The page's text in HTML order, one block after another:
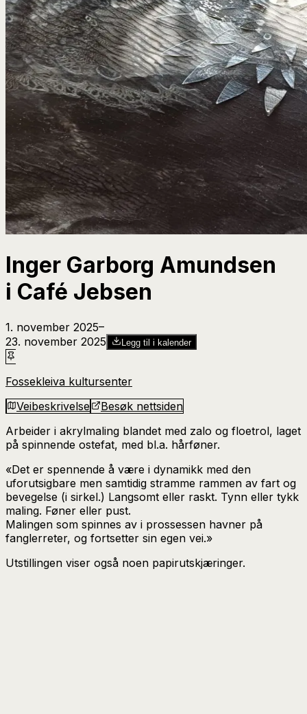
Inger Garborg Amundsen
i Café Jebsen
1. november 2025–​
23. november 2025
Legg til i kalender
Fossekleiva kultursenter
Veibeskrivelse
Besøk nettsiden
Arbeider i akrylmaling blandet med zalo og floetrol, laget
på spinnende ostefat, med bl.a. hårføner.
«Det er spennende å være i dynamikk med den
uforutsigbare men samtidig stramme rammen av fart og
bevegelse (i sirkel.) Langsomt eller raskt. Tynn eller tykk
maling. Føner eller pust.
Malingen som spinnes av i prossessen havner på
fanglerreter, og fortsetter sin egen vei.»
Utstillingen viser også noen papirutskjæringer.